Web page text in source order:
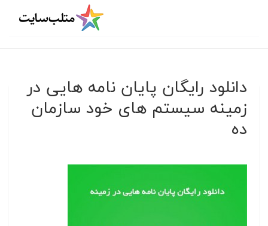
دانلود رایگان پایان نامه هایی در
زمینه سیستم های خود سازمان
ده